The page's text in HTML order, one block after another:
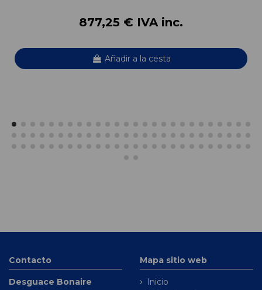
877,25 € IVA inc.
Añadir a la cesta
Contacto
Desguace Bonaire
Mapa sitio web
Inicio